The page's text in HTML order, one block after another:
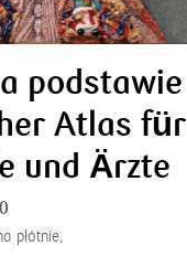
podstawie
Atlas für
und Ärzte
płótnie,